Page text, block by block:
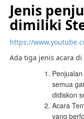
Jenis
dimiliki
https://
Ada tiga jenis acara di
semua
didiskon
Acara
yang